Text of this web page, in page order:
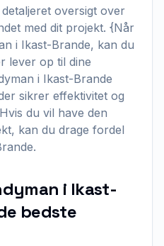
oversigt over
med dit projekt. {Når
i Ikast-Brande, kan du
lever op til dine
i Ikast-Brande
sikrer effektivitet og
du vil have den
kan du drage fordel
i Ikast-
bedste